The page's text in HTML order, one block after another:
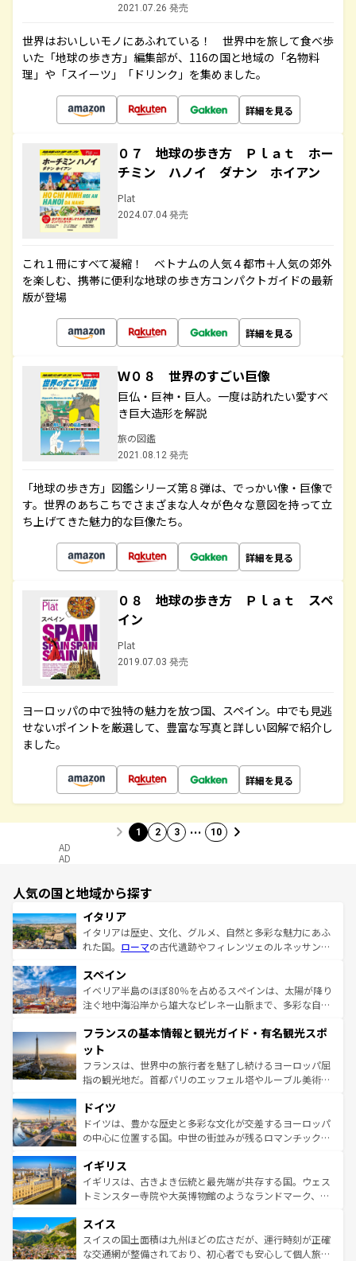
2021.07.26 発売
世界はおいしいモノにあふれている！ 世界中を旅して食べ歩
いた「地球の歩き方」編集部が、116の国と地域の「名物料
理」や「スイーツ」「ドリンク」を集めました。
詳細を見る
０７ 地球の歩き方 Ｐｌａｔ ホー
チミン ハノイ ダナン ホイアン
Plat
2024.07.04 発売
これ１冊にすべて凝縮！ ベトナムの人気４都市＋人気の郊外
を楽しむ、携帯に便利な地球の歩き方コンパクトガイドの最新
版が登場
詳細を見る
Ｗ０８ 世界のすごい巨像
巨仏・巨神・巨人。一度は訪れたい愛すべ
き巨大造形を解説
旅の図鑑
2021.08.12 発売
「地球の歩き方」図鑑シリーズ第８弾は、でっかい像・巨像で
す。世界のあちこちでさまざまな人々が色々な意図を持って立
ち上げてきた魅力的な巨像たち。
詳細を見る
０８ 地球の歩き方 Ｐｌａｔ スペ
イン
Plat
2019.07.03 発売
ヨーロッパの中で独特の魅力を放つ国、スペイン。中でも見逃
せないポイントを厳選して、豊富な写真と詳しい図解で紹介し
ました。
詳細を見る
1 2 3 … 10
AD
AD
人気の国と地域から探す
イタリア
イタリアは歴史、文化、グルメ、自然と多彩な魅力にあふ
れた国。 ローマの古代遺跡やフィレンツェのルネッサンス
ろん、トスカーナの美しい田園風景やアマルフィ海岸の絶
景など、自然景観も見逃せない。観光の合間には、本場の
ピザやパスタなど、絶品のイタリア料理を堪能することも
ませてくれるイタリアで、忘れられない旅をしてみよう！
なお、新着のイタリア情報は
しい。
スペイン
イベリア半島のほぼ80％を占めるスペインは、太陽が降り
注ぐ地中海沿岸から雄大なピレネー山脈まで、多彩な自然
文化が根付くこの国では、情熱的なフラメンコ、熱気あふ
れる闘牛、そして美味しいタパスが生活の一部となってい
る。首都マドリードの洗練された雰囲気や、バルセロナの
アートに溢れた街角から、地方では古代ローマ遺跡や中世
せる。地方によって風土や気候が異なるスペインはその個
性で訪れる人を魅了する。 なお、新着のスペイン情報は コ
ンテンツ一覧を参照してほしい。
フランスの基本情報と観光ガイド・有名観光スポ
ット
フランスは、世界中の旅行者を魅了し続けるヨーロッパ屈
指の観光地だ。首都パリのエッフェル塔やルーブル美術館
で、幅広い魅力が詰まっている。華麗な宮殿、歴史的な大
聖堂、美しいビーチ、そして豊かな自然が、訪れる者を心
から魅了する。また、フランスは美食の国としても知ら
いる。シャンパンの発祥地であるランス、プロヴァンスの
香り高いラベンダー畑など、多彩な楽しみ方が可能だ。さ
らに、パリ以外の地域にも魅力が溢れており、どの街角に
れる地方に足を運ぶとそれぞれで全く異なる文化を体験で
きるだろう。 なお、新着のフランス情報はコンテンツ一覧
を参照してほしい。
ドイツ
ドイツは、豊かな歴史と多彩な文化が交差するヨーロッパ
の中心に位置する国。中世の街並みが残るロマンチック街
顔を持つこの国は、どこを歩いても飽きることがない。ベ
ルリンの文化的活気、バイエルン州のアルプスの絶景、そ
してライン川沿いのワイン畑といった風景は必見。ビール
は、お酒好きな人にはぜひ体験してほしい。 なお、新着の
ドイツ情報はコンテンツ一覧を参照してほしい。
イギリス
イギリスは、古きよき伝統と最先端が共存する国。ウェス
トミンスター寺院や大英博物館のようなランドマーク、歴
リアごとに異なる魅力がある。また、優雅なアフタヌーン
ティー、ビール好きにはたまらない英国パブ、サッカー観
戦など、本場だからこそできる体験も豊富。イギリスを旅
スイス
スイスの国土面積は九州ほどの広さだが、運行時刻が正確
な交通網が整備されており、初心者でも安心して個人旅行